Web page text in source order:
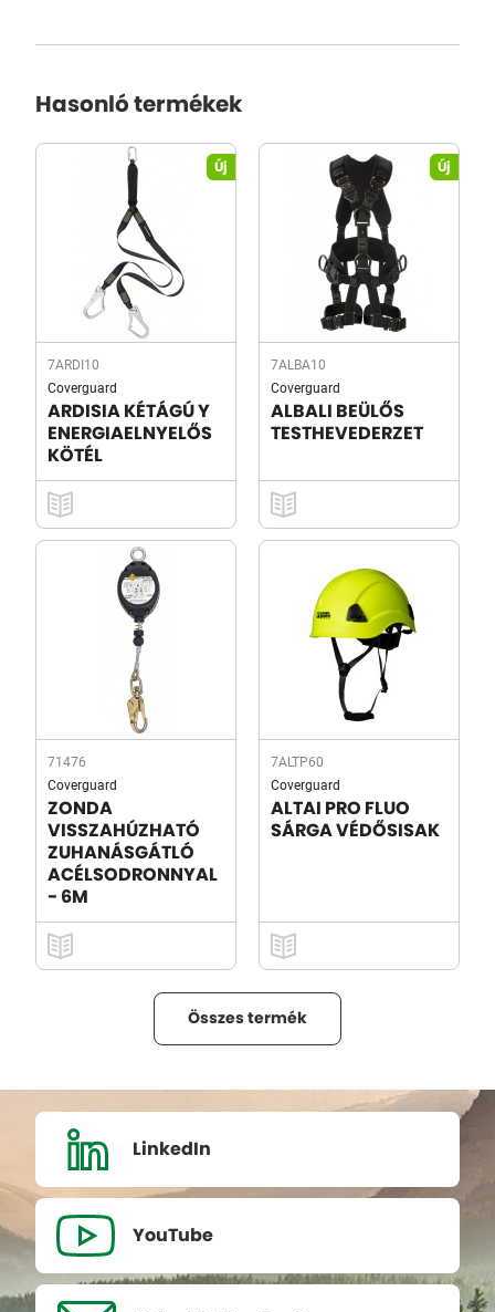
Hasonló termékek
Új
7ARDI10
Coverguard
ARDISIA KÉTÁGÚ Y
ENERGIAELNYELŐS
KÖTÉL
Új
7ALBA10
Coverguard
ALBALI BEÜLŐS
TESTHEVEDERZET
71476
Coverguard
ZONDA
VISSZAHÚZHATÓ
ZUHANÁSGÁTLÓ
ACÉLSODRONNYAL
- 6M
7ALTP60
Coverguard
ALTAI PRO FLUO
SÁRGA VÉDŐSISAK
Összes termék
LinkedIn
YouTube